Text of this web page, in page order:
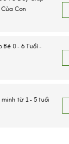
Con
Bé 0 - 6 Tuổi -
từ 1 - 5 tuổi